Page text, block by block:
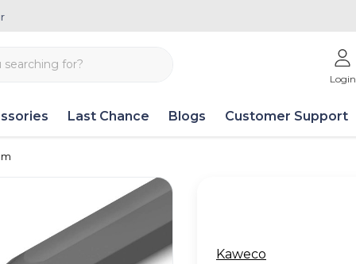
Login
Last Chance Blogs Customer Support
Kaweco